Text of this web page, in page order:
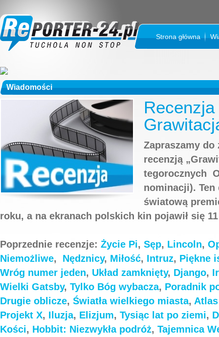
Strona główna
Wiadomości
Zapraszamy do
recenzją
tegorocznych
nominacji). Ten
światową
roku, a na ekranach polskich kin pojawił się
Poprzednie recenzje: Życie Pi, Sęp, Lincoln,
Niemożliwe, Nędznicy, Miłość, Intruz, Piękne
Wróg numer jeden, Układ zamknięty, Django,
Wielki Gatsby, Tylko Bóg wybacza, Poradnik
Drugie oblicze, Światła wielkiego miasta,
Projekt X, Iluzja, Elizjum, Tysiąc lat po ziemi,
Kości, Hobbit: Niezwykła podróż, Tajemnica